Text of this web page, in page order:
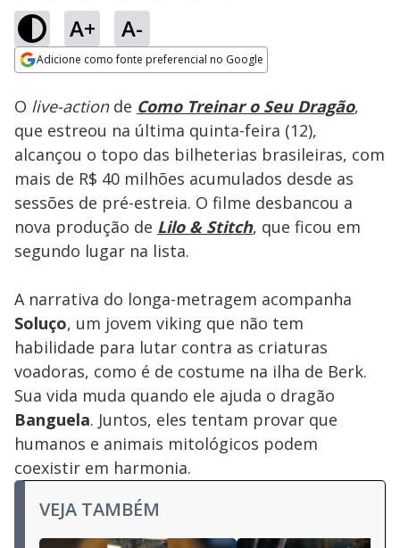
A+ A-
Adicione como fonte preferencial no Google
Ativar
100.00%
O live-actionde Como Treinar o Seu Dragão,
que estreou na última quinta-feira (12),
alcançou o topo das bilheterias brasileiras, com
mais de R$ 40 milhões acumulados desde as
sessões de pré-estreia. O filme desbancou a
nova produção de Lilo & Stitch, que ficou em
segundo lugar na lista.
A narrativa do longa-metragem acompanha
Soluço, um jovem viking que não tem
habilidade para lutar contra as criaturas
voadoras, como é de costume na ilha de Berk.
Sua vida muda quando ele ajuda o dragão
Banguela. Juntos, eles tentam provar que
humanos e animais mitológicos podem
coexistir em harmonia.
VEJA TAMBÉM